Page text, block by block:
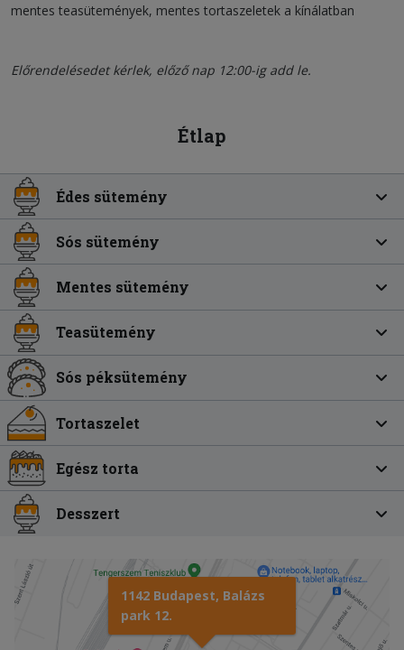
mentes teasütemények, mentes tortaszeletek a kínálatban
Előrendelésedet kérlek, előző nap 12:00-ig add le.
Étlap
Édes sütemény
Sós sütemény
Mentes sütemény
Teasütemény
Sós péksütemény
Tortaszelet
Egész torta
Desszert
1142 Budapest, Balázs
park 12.